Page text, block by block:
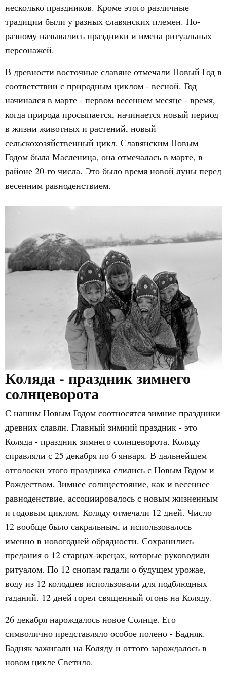
несколько праздников. Кроме этого различные
традиции были у разных славянских племен. По-
разному назывались праздники и имена ритуальных
персонажей.
В древности восточные славяне отмечали Новый Год в
соответствии с природным циклом - весной. Год
начинался в марте - первом весеннем месяце - время,
когда природа просыпается, начинается новый период
в жизни животных и растений, новый
сельскохозяйственный цикл. Славянским Новым
Годом была Масленица, она отмечалась в марте, в
районе 20-го числа. Это было время новой луны перед
весенним равноденствием.
Коляда - праздник зимнего
солнцеворота
С нашим Новым Годом соотносятся зимние праздники
древних славян. Главный зимний праздник - это
Коляда - праздник зимнего солнцеворота. Коляду
справляли с 25 декабря по 6 января. В дальнейшем
отголоски этого праздника слились с Новым Годом и
Рождеством. Зимнее солнцестояние, как и весеннее
равноденствие, ассоциировалось с новым жизненным
и годовым циклом. Коляду отмечали 12 дней. Число
12 вообще было сакральным, и использовалось
именно в новогодней обрядности. Сохранились
предания о 12 старцах-жрецах, которые руководили
ритуалом. По 12 снопам гадали о будущем урожае,
воду из 12 колодцев использовали для подблюдных
гаданий. 12 дней горел священный огонь на Коляду.
26 декабря нарождалось новое Солнце. Его
символично представляло особое полено - Бадняк.
Бадняк зажигали на Коляду и оттого зарождалось в
новом цикле Светило.